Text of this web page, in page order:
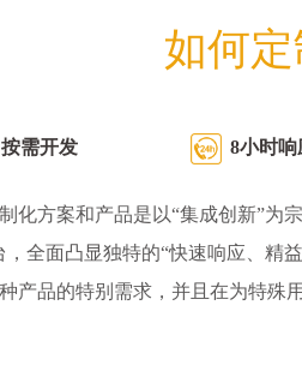
如何
按需开发 8小时响
化方案和产品是以“集成创新”为
，全面凸显独特的“快速响应、精
产品的特别需求，并且在为特殊